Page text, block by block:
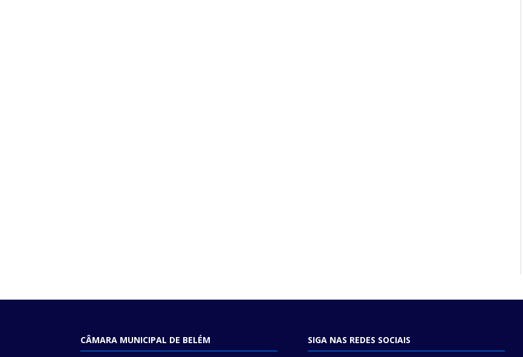
CÂMARA MUNICIPAL DE BELÉM SIGA NAS REDES SOCIAIS